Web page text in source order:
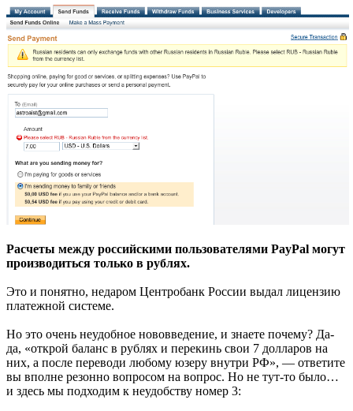
Расчеты между российскими пользователями PayPal могут
производиться только в рублях.
Это и понятно, недаром Центробанк России выдал лицензию
платежной системе.
Но это очень неудобное нововведение, и знаете почему? Да-
да, «открой баланс в рублях и перекинь свои 7 долларов на
них, а после переводи любому юзеру внутри РФ», — ответите
вы вполне резонно вопросом на вопрос. Но не тут-то было…
и здесь мы подходим к неудобству номер 3: